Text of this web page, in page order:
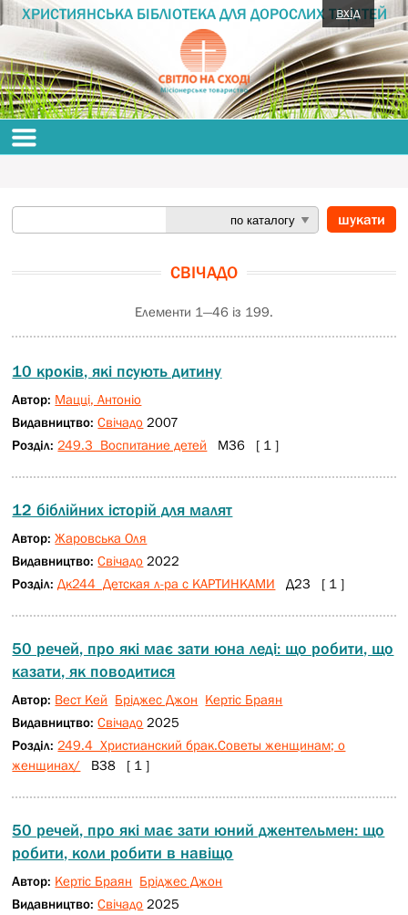
ХРИСТИЯНСЬКА БІБЛІОТЕКА ДЛЯ ДОРОСЛИХ ТА ДІТЕЙ
СВІЧАДО
Елементи 1—46 із 199.
10 кроків, які псують дитину
Автор: Мацці, Антоніо
Видавництво:Свічадо 2007
Розділ: 249.3 Воспитание детей М36 [ 1 ]
12 біблійних історій для малят
Автор:Жаровська Оля
Видавництво:Свічадо 2022
Розділ: Дк244 Детская л-ра с КАРТИНКАМИ Д23 [ 1 ]
50 речей, про які має зати юна леді: що робити, що
казати, як поводитися
Автор: Вест Кей Бріджес Джон Кертіс Браян
Видавництво:Свічадо 2025
Розділ: 249.4 Христианский брак.Советы женщинам; о
женщинах/ В38 [ 1 ]
50 речей, про які має зати юний джентельмен: що
робити, коли робити в навіщо
Автор: Кертіс Браян Бріджес Джон
Видавництво:Свічадо 2025
вхід